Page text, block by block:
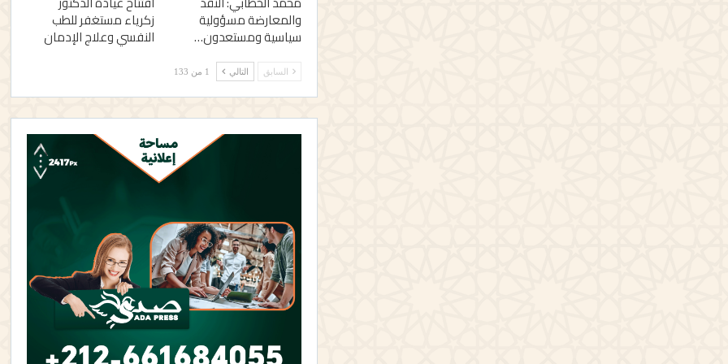
والمعارضة مسؤولية
سياسية ومستعدون…
زكرياء مستغفر للطب
النفسي وعلاج الإدمان
السابق التالي 1 من 133